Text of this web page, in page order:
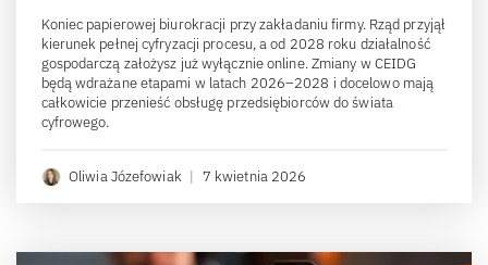
Koniec papierowej biurokracji przy zakładaniu firmy. Rząd przyjął
kierunek pełnej cyfryzacji procesu, a od 2028 roku działalność
gospodarczą założysz już wyłącznie online. Zmiany w CEIDG
będą wdrażane etapami w latach 2026–2028 i docelowo mają
całkowicie przenieść obsługę przedsiębiorców do świata
cyfrowego.
Oliwia Józefowiak | 7 kwietnia 2026